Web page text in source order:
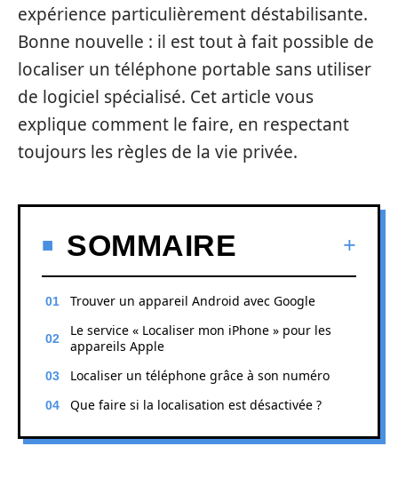
expérience particulièrement déstabilisante.
Bonne nouvelle : il est tout à fait possible de
localiser un téléphone portable sans utiliser
de logiciel spécialisé. Cet article vous
explique comment le faire, en respectant
toujours les règles de la vie privée.
SOMMAIRE
Trouver un appareil Android avec Google
Le service « Localiser mon iPhone » pour les
appareils Apple
Localiser un téléphone grâce à son numéro
Que faire si la localisation est désactivée ?